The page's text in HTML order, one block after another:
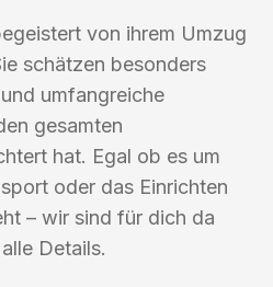
von ihrem Umzug
schätzen besonders
umfangreiche
gesamten
hat. Egal ob es um
oder das Einrichten
– wir sind für dich da
Details.